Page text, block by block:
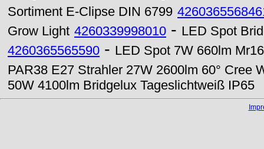
Sortiment E-Clipse DIN 6799
Grow Light 4260339998010 - LED Spot
4260365565590 - LED Spot 7W 660lm
PAR38 E27 Strahler 27W 2600lm 60° Cree
50W 4100lm Bridgelux Tageslichtweiß IP65